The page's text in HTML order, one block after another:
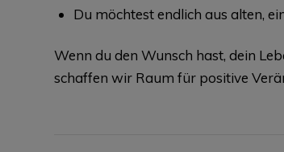
Du möchtest endlich aus alten,
Wenn du den Wunsch hast, dein
schaffen wir Raum für positive